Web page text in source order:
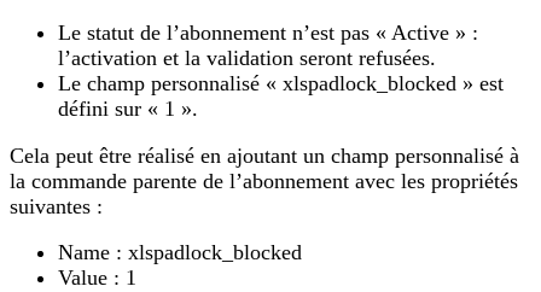
Le statut de l’abonnement n’est pas « Active » :
l’activation et la validation seront refusées.
Le champ personnalisé « xlspadlock_blocked » est
défini sur « 1 ».
Cela peut être réalisé en ajoutant un champ personnalisé à
la commande parente de l’abonnement avec les propriétés
suivantes :
Name : xlspadlock_blocked
Value : 1